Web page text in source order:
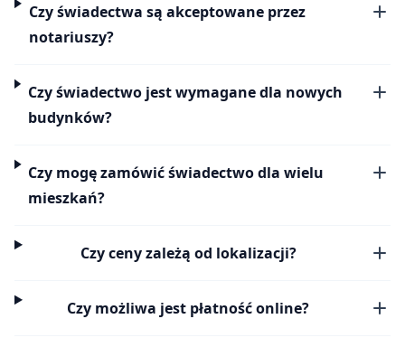
Czy świadectwa są akceptowane przez
notariuszy?
Czy świadectwo jest wymagane dla nowych
budynków?
Czy mogę zamówić świadectwo dla wielu
mieszkań?
Czy ceny zależą od lokalizacji?
Czy możliwa jest płatność online?